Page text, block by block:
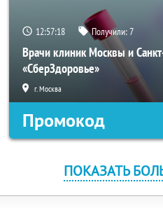
12:57:18 Получили:7
Врачи клиник Москвы и
«СберЗдоровье»
г. Москва
Промокод
ПОКАЗАТЬ